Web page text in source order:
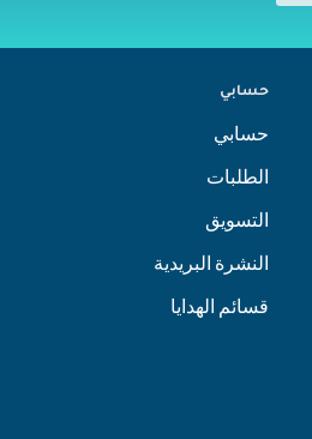
حسابي
حسابي
الطلبات
التسويق
النشرة البريدية
قسائم الهدايا